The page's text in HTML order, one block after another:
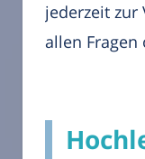
jederzeit zur
allen